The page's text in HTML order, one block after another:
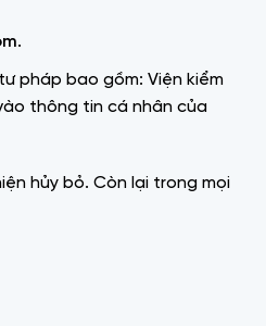
.
pháp bao gồm: Viện kiểm
thông tin cá nhân của
hủy bỏ. Còn lại trong mọi